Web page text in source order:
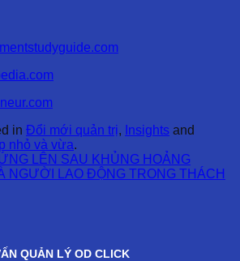
in Đổi mới quản trị, Insights and
nhỏ và vừa.
LÊN SAU KHỦNG HOẢNG
NGƯỜI LAO ĐỘNG TRONG THÁCH
QUẢN LÝ OD CLICK